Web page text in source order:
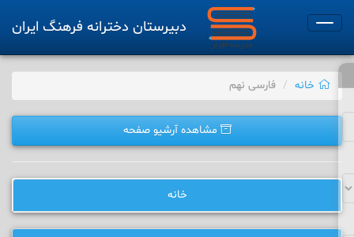
Toggle
دبیرستان دخترانه فرهنگ ایران
خانه فارسی نهم
مشاهده آرشیو صفحه
خانه